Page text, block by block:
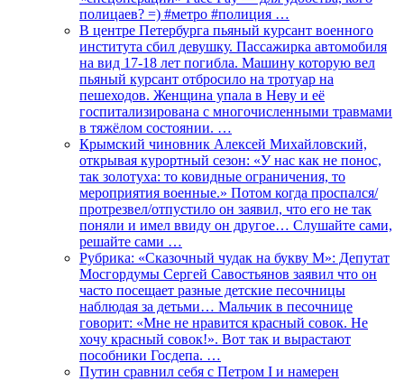
полицаев? =) #метро #полиция …
В центре Петербурга пьяный курсант военного
института сбил девушку. Пассажирка автомобиля
на вид 17-18 лет погибла. Машину которую вел
пьяный курсант отбросило на тротуар на
пешеходов. Женщина упала в Неву и её
госпитализирована с многочисленными травмами
в тяжёлом состоянии. …
Крымский чиновник Алексей Михайловский,
открывая курортный сезон: «У нас как не понос,
так золотуха: то ковидные ограничения, то
мероприятия военные.» Потом когда проспался/
протрезвел/отпустило он заявил, что его не так
поняли и имел ввиду он другое… Слушайте сами,
решайте сами …
Рубрика: «Сказочный чудак на букву М»: Депутат
Мосгордумы Сергей Савостьянов заявил что он
часто посещает разные детские песочницы
наблюдая за детьми… Мальчик в песочнице
говорит: «Мне не нравится красный совок. Не
хочу красный совок!». Вот так и вырастают
пособники Госдепа. …
Путин сравнил себя с Петром I и намерен